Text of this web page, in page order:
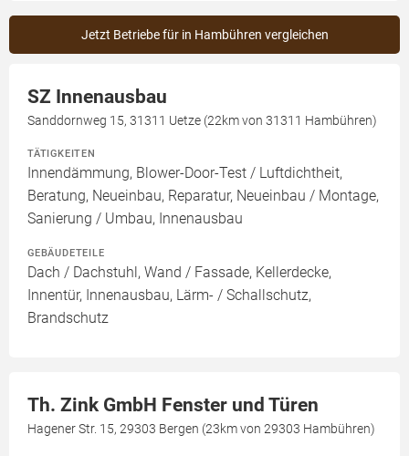
Jetzt Betriebe für in Hambühren vergleichen
SZ Innenausbau
Sanddornweg 15, 31311 Uetze (22km von 31311 Hambühren)
TÄTIGKEITEN
Innendämmung, Blower-Door-Test / Luftdichtheit,
Beratung, Neueinbau, Reparatur, Neueinbau / Montage,
Sanierung / Umbau, Innenausbau
GEBÄUDETEILE
Dach / Dachstuhl, Wand / Fassade, Kellerdecke,
Innentür, Innenausbau, Lärm- / Schallschutz,
Brandschutz
Th. Zink GmbH Fenster und Türen
Hagener Str. 15, 29303 Bergen (23km von 29303 Hambühren)